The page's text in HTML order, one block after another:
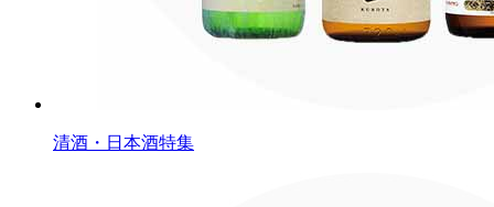
清酒・日本酒特集